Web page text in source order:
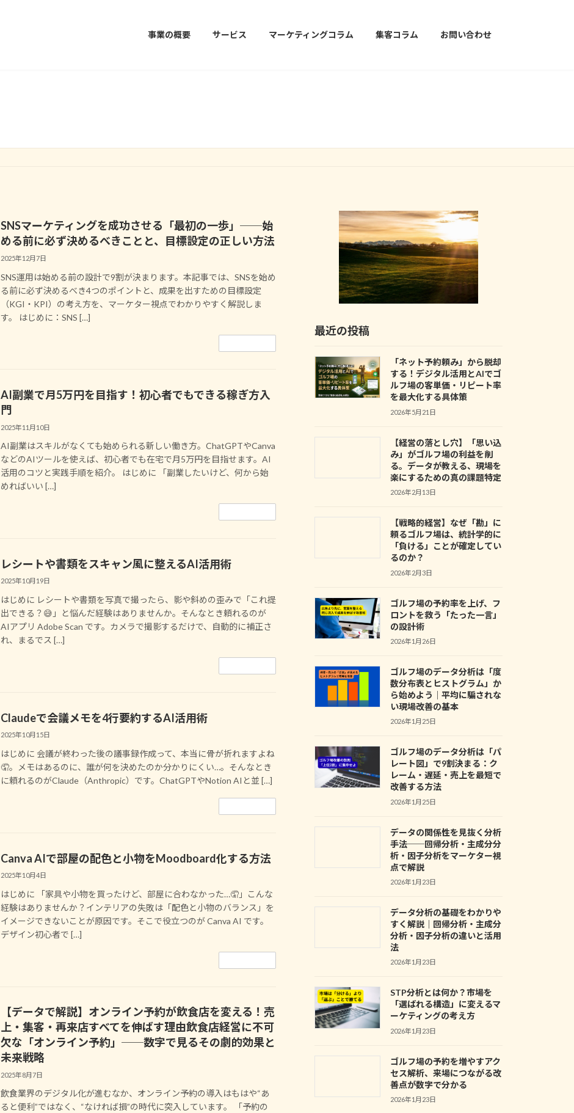
事業の概要 サービス マーケティングコラム 集客コラム お問い合わせ
SNSマーケティングを成功させる「最初の一歩」──始
める前に必ず決めるべきことと、目標設定の正しい方法
2025年12月7日
SNS運用は始める前の設計で9割が決まります。本記事では、SNSを始め
る前に必ず決めるべき4つのポイントと、成果を出すための目標設定
（KGI・KPI）の考え方を、マーケター視点でわかりやすく解説しま
す。 はじめに：SNS […]
AI副業で月5万円を目指す！初心者でもできる稼ぎ方入
門
2025年11月10日
AI副業はスキルがなくても始められる新しい働き方。ChatGPTやCanva
などのAIツールを使えば、初心者でも在宅で月5万円を目指せます。AI
活用のコツと実践手順を紹介。 はじめに 「副業したいけど、何から始
めればいい […]
レシートや書類をスキャン風に整えるAI活用術
2025年10月19日
はじめに レシートや書類を写真で撮ったら、影や斜めの歪みで「これ提
出できる？😅」と悩んだ経験はありませんか。そんなとき頼れるのが
AIアプリ Adobe Scan です。カメラで撮影するだけで、自動的に補正さ
れ、まるでス […]
Claudeで会議メモを4行要約するAI活用術
2025年10月15日
はじめに 会議が終わった後の議事録作成って、本当に骨が折れますよね
🤦。メモはあるのに、誰が何を決めたのか分かりにくい…。そんなとき
に頼れるのがClaude（Anthropic）です。ChatGPTやNotion AIと並 […]
Canva AIで部屋の配色と小物をMoodboard化する方法
2025年10月4日
はじめに 「家具や小物を買ったけど、部屋に合わなかった…🤦」こんな
経験はありませんか？インテリアの失敗は「配色と小物のバランス」を
イメージできないことが原因です。そこで役立つのが Canva AI です。
デザイン初心者で […]
【データで解説】オンライン予約が飲食店を変える！売
上・集客・再来店すべてを伸ばす理由飲食店経営に不可
欠な「オンライン予約」──数字で見るその劇的効果と
未来戦略
2025年8月7日
飲食業界のデジタル化が進むなか、オンライン予約の導入はもはや“あ
ると便利”ではなく、“なければ損”の時代に突入しています。 「予約の
最近の投稿
「ネット予約頼み」から脱却
する！デジタル活用とAIでゴ
ルフ場の客単価・リピート率
を最大化する具体策
2026年5月21日
【経営の落とし穴】「思い込
み」がゴルフ場の利益を削
る。データが教える、現場を
楽にするための真の課題特定
2026年2月13日
【戦略的経営】なぜ「勘」に
頼るゴルフ場は、統計学的に
「負ける」ことが確定してい
るのか？
2026年2月3日
ゴルフ場の予約率を上げ、フ
ロントを救う「たった一言」
の設計術
2026年1月26日
ゴルフ場のデータ分析は「度
数分布表とヒストグラム」か
ら始めよう｜平均に騙されな
い現場改善の基本
2026年1月25日
ゴルフ場のデータ分析は「パ
レート図」で9割決まる：ク
レーム・遅延・売上を最短で
改善する方法
2026年1月25日
データの関係性を見抜く分析
手法──回帰分析・主成分分
析・因子分析をマーケター視
点で解説
2026年1月23日
データ分析の基礎をわかりや
すく解説｜回帰分析・主成分
分析・因子分析の違いと活用
法
2026年1月23日
STP分析とは何か？市場を
「選ばれる構造」に変えるマ
ーケティングの考え方
2026年1月23日
ゴルフ場の予約を増やすアク
セス解析、来場につながる改
善点が数字で分かる
2026年1月23日